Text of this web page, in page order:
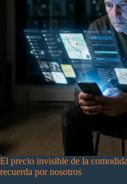
El precio invisible de la
recuerda por nosotros